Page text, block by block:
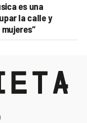
es una
la calle y